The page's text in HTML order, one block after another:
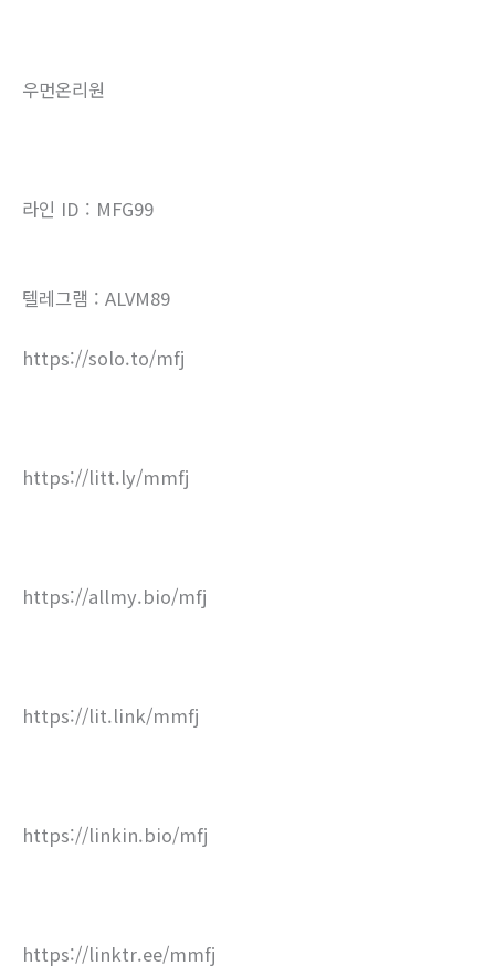
우먼온리원
라인 ID : MFG99
텔레그램 : ALVM89
https://solo.to/mfj
https://litt.ly/mmfj
https://allmy.bio/mfj
https://lit.link/mmfj
https://linkin.bio/mfj
https://linktr.ee/mmfj